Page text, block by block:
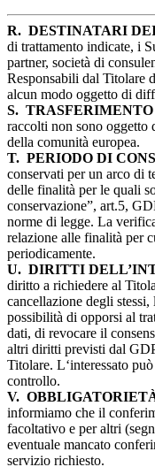
R. DESTINATARI
di trattamento indicate, i
partner, società di
Responsabili dal Titolare
alcun modo oggetto di
S.
raccolti non sono oggetto
della comunità europea.
T. PERIODO DI
conservati per un arco di
delle finalità per le quali
conservazione”, art.5,
norme di legge. La
relazione alle finalità per
periodicamente.
U. DIRITTI
diritto a richiedere al
cancellazione degli
possibilità di opporsi al
dati, di revocare il
altri diritti previsti dal
Titolare. L‘interessato
controllo.
V.
informiamo che il
facoltativo e per altri
eventuale mancato
servizio richiesto.